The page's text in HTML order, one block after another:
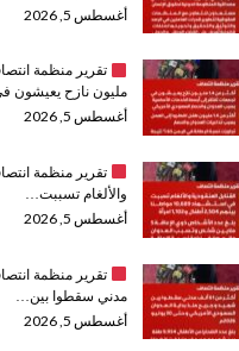
أغسطس 5, 2026
تقرير منظمة
مليون نازح يعيشون
أغسطس 5, 2026
تقرير منظمة
والألغام تسببت…
أغسطس 5, 2026
تقرير منظمة
مدني سقطوا بين…
أغسطس 5, 2026